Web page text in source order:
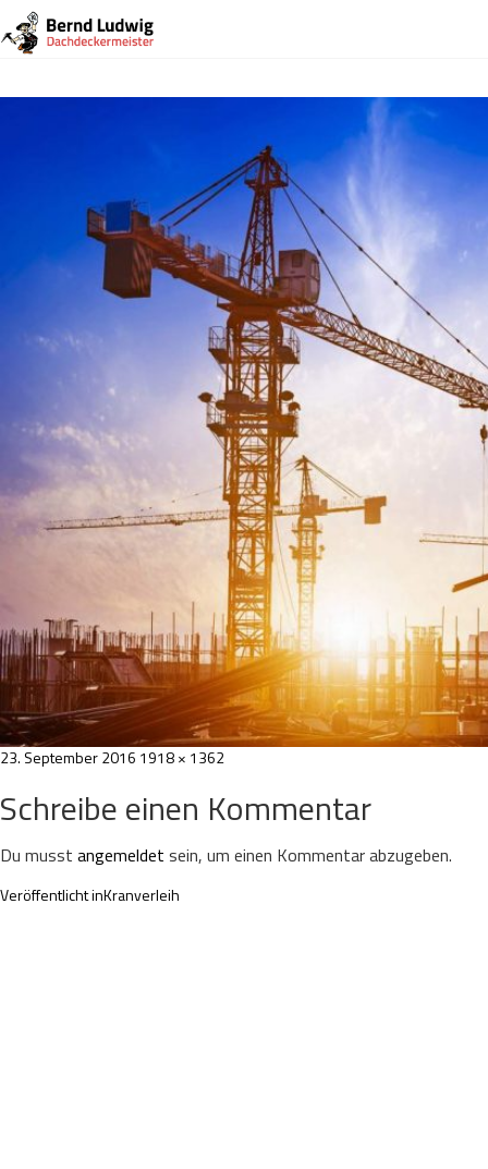
Nächstes Bild
Veröffentlicht
23. September 2016 Volle
1918 × 1362
Schreibe einen Kommentar
Du musst angemeldet sein, um einen Kommentar abzugeben.
Beitragsnavigation
Veröffentlicht inKranverleih